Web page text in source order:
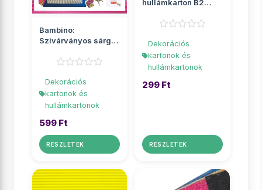
Bambino:
Szivárványos sárga
hullámkarton B4
Dekorációs
kartonok és
hullámkartonok
599 Ft
RÉSZLETEK
hullámkarton B2
Dekorációs
kartonok és
hullámkartonok
299 Ft
RÉSZLETEK